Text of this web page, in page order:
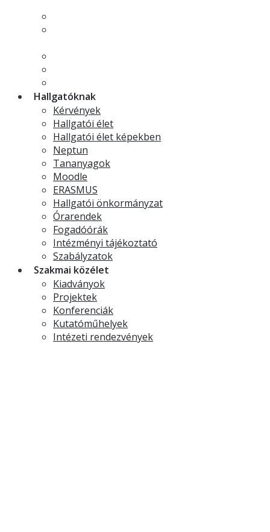
Hallgatóknak
Kérvények
Hallgatói élet
Hallgatói élet képekben
Neptun
Tananyagok
Moodle
ERASMUS
Hallgatói önkormányzat
Órarendek
Fogadóórák
Intézményi tájékoztató
Szabályzatok
Szakmai közélet
Kiadványok
Projektek
Konferenciák
Kutatóműhelyek
Intézeti rendezvények